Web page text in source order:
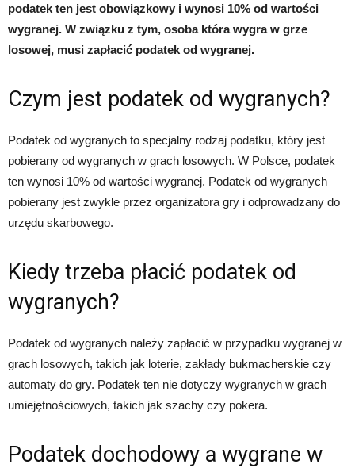
podatek ten jest obowiązkowy i wynosi 10% od wartości
wygranej. W związku z tym, osoba która wygra w grze
losowej, musi zapłacić podatek od wygranej.
Czym jest podatek od wygranych?
Podatek od wygranych to specjalny rodzaj podatku, który jest
pobierany od wygranych w grach losowych. W Polsce, podatek
ten wynosi 10% od wartości wygranej. Podatek od wygranych
pobierany jest zwykle przez organizatora gry i odprowadzany do
urzędu skarbowego.
Kiedy trzeba płacić podatek od
wygranych?
Podatek od wygranych należy zapłacić w przypadku wygranej w
grach losowych, takich jak loterie, zakłady bukmacherskie czy
automaty do gry. Podatek ten nie dotyczy wygranych w grach
umiejętnościowych, takich jak szachy czy pokera.
Podatek dochodowy a wygrane w